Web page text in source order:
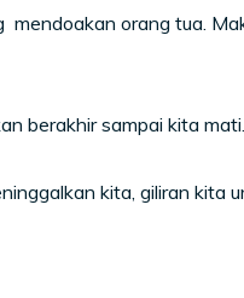
orang tua.
akan berakhir
kita, giliran kita